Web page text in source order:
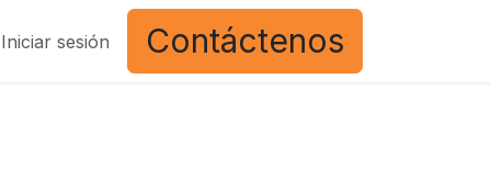
Iniciar sesión Contáctenos